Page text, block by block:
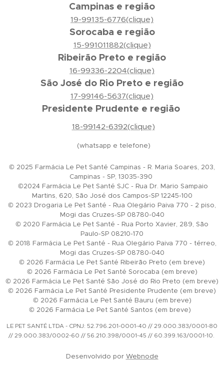
Campinas e região
19-99135-6776(clique)
Sorocaba e região
15-991011882(clique)
Ribeirão Preto e região
16-99336-2204(clique)
São José do Rio Preto e região
17-99146-5637(clique)
Presidente Prudente e região
18-99142-6392(clique)
(whatsapp e telefone)
© 2025 Farmácia Le Pet Santé Campinas - R. Maria Soares, 203,
Campinas - SP, 13035-390
©2024 Farmácia Le Pet Santé SJC - Rua Dr. Mario Sampaio
Martins, 620, São José dos Campos-SP 12245-100
© 2023 Drogaria Le Pet Santé - Rua Olegário Paiva 770 - 2 piso,
Mogi das Cruzes-SP 08780-040
© 2020 Farmácia Le Pet Santé - Rua Porto Xavier, 289, São
Paulo-SP 08210-170
© 2018 Farmácia Le Pet Santé - Rua Olegário Paiva 770 - térreo,
Mogi das Cruzes-SP 08780-040
© 2026 Farmácia Le Pet Santé Ribeirão Preto (em breve)
© 2026 Farmácia Le Pet Santé Sorocaba (em breve)
© 2026 Farmácia Le Pet Santé São José do Rio Preto (em breve)
© 2026 Farmácia Le Pet Santé Presidente Prudente (em breve)
© 2026 Farmácia Le Pet Santé Bauru (em breve)
© 2026 Farmácia Le Pet Santé Santos (em breve)
LE PET SANTÉ LTDA - CPNJ: 52.796.201-0001-40 // 29.000.383/0001-80
// 29.000.383/0002-60 // 56.210.398/0001-45 // 60.399.163/0001-10.
Desenvolvido por Webnode